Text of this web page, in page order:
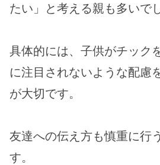
たい」と考える親も多いで
具体的には、子供がチック
に注目されないような配慮
が大切です。
友達への伝え方も慎重に行
す。